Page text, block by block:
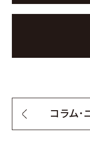
コラム